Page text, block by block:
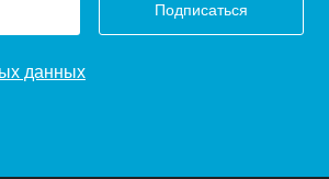
Подписаться
данных